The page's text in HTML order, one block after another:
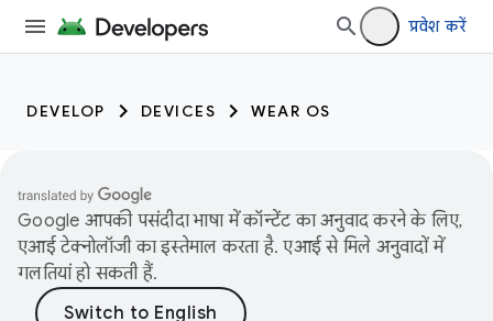
प्रवेश करें
DEVELOP DEVICES WEAR OS
Google आपकी पसंदीदा भाषा में कॉन्टेंट का अनुवाद करने के लिए,
एआई टेक्नोलॉजी का इस्तेमाल करता है. एआई से मिले अनुवादों में
गलतियां हो सकती हैं.